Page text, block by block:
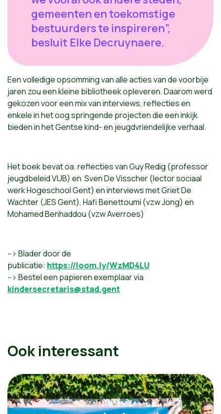
gemeenten en toekomstige
bestuurders te inspireren”,
besluit Elke Decruynaere.
Een volledige opsomming van alle acties van de voorbije
jaren zou een kleine bibliotheek opleveren. Daarom werd
gekozen voor een mix van interviews, reflecties en
enkele in het oog springende projecten die een inkijk
bieden in het Gentse kind- en jeugdvriendelijke verhaal.
Het boek bevat oa. reflecties van Guy Redig (professor
jeugdbeleid VUB) en Sven De Visscher (lector sociaal
werk Hogeschool Gent) en interviews met Griet De
Wachter (JES Gent), Hafi Benettoumi (vzw Jong) en
Mohamed Benhaddou (vzw Averroes)
--> Blader door de
publicatie: https://loom.ly/WzMD4LU
--> Bestel een papieren exemplaar via
kindersecretaris@stad.gent
Ook interessant